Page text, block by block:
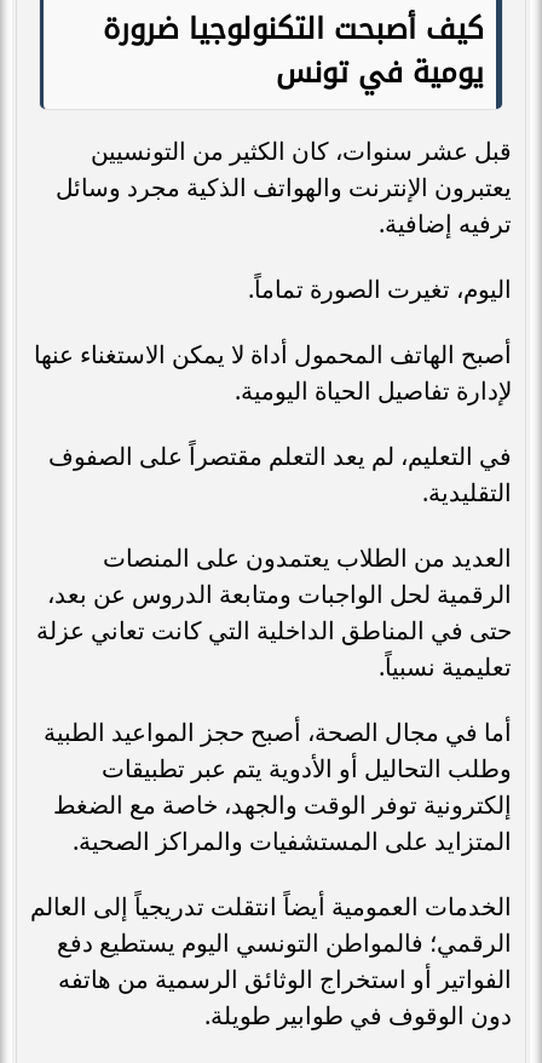
كيف أصبحت التكنولوجيا ضرورة
يومية في تونس
قبل عشر سنوات، كان الكثير من التونسيين
يعتبرون الإنترنت والهواتف الذكية مجرد وسائل
ترفيه إضافية.
اليوم، تغيرت الصورة تماماً.
أصبح الهاتف المحمول أداة لا يمكن الاستغناء عنها
لإدارة تفاصيل الحياة اليومية.
في التعليم، لم يعد التعلم مقتصراً على الصفوف
التقليدية.
العديد من الطلاب يعتمدون على المنصات
الرقمية لحل الواجبات ومتابعة الدروس عن بعد،
حتى في المناطق الداخلية التي كانت تعاني عزلة
تعليمية نسبياً.
أما في مجال الصحة، أصبح حجز المواعيد الطبية
وطلب التحاليل أو الأدوية يتم عبر تطبيقات
إلكترونية توفر الوقت والجهد، خاصة مع الضغط
المتزايد على المستشفيات والمراكز الصحية.
الخدمات العمومية أيضاً انتقلت تدريجياً إلى العالم
الرقمي؛ فالمواطن التونسي اليوم يستطيع دفع
الفواتير أو استخراج الوثائق الرسمية من هاتفه
دون الوقوف في طوابير طويلة.